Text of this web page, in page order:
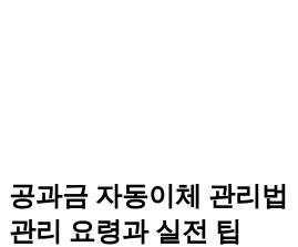
공과금 자동이체 관리
관리 요령과 실전 팁